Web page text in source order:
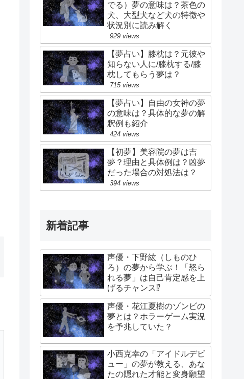
でる）夢の意味は？茶色の
犬、大型犬など犬の特徴や
状況別に読み解く
929 views
【夢占い】膝枕は？元彼や
知らない人に/膝枕する/膝
枕してもらう夢は？
715 views
【夢占い】自由の女神の夢
の意味は？具体的な夢の解
釈例も紹介
424 views
【初夢】美容院の夢は吉
夢？理由と具体例は？凶夢
だった場合の対処法は？
394 views
新着記事
声優・下野紘（しものひ
ろ）の夢から学ぶ！「怒ら
れる夢」は自己肯定感を上
げるチャンス⁉
声優・花江夏樹のゾンビの
夢とは？ホラーゲーム実況
を予兆していた？
小西克幸の「アイドルデビ
ュー」の夢が教える、あな
たの隠れた才能と変身願望